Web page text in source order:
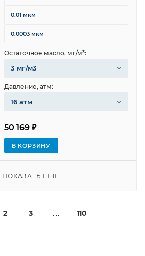
50 169 ₽
В КОРЗИНУ
0.01 мкм
0.0003 мкм
Остаточное масло, мг/м³:
3 мг/м3
Давление, атм:
16 атм
ПОКАЗАТЬ ЕЩЕ
2 3 110